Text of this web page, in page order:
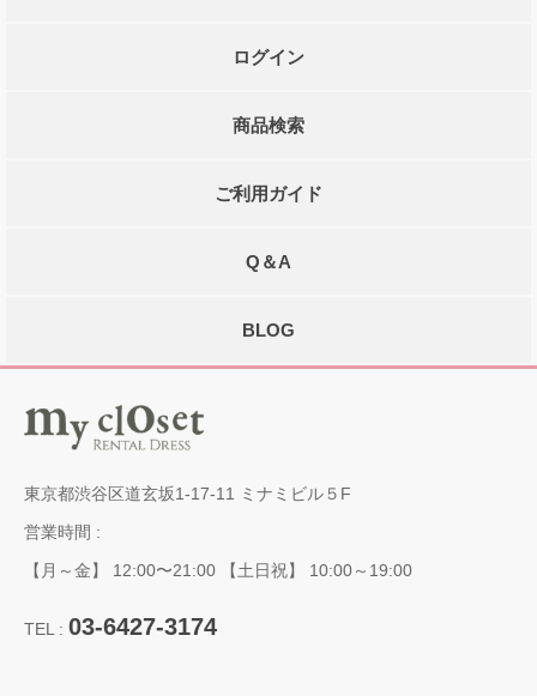
ログイン
商品検索
ご利用ガイド
Q＆A
BLOG
東京都渋谷区道玄坂1-17-11 ミナミビル５F
営業時間 :
【月～金】 12:00〜21:00 【土日祝】 10:00～19:00
TEL : 03-6427-3174